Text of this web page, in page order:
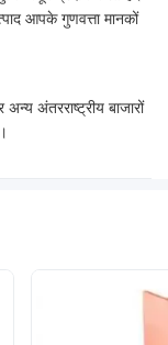
आपके गुणवत्ता मानकों
अंतरराष्ट्रीय बाजारों